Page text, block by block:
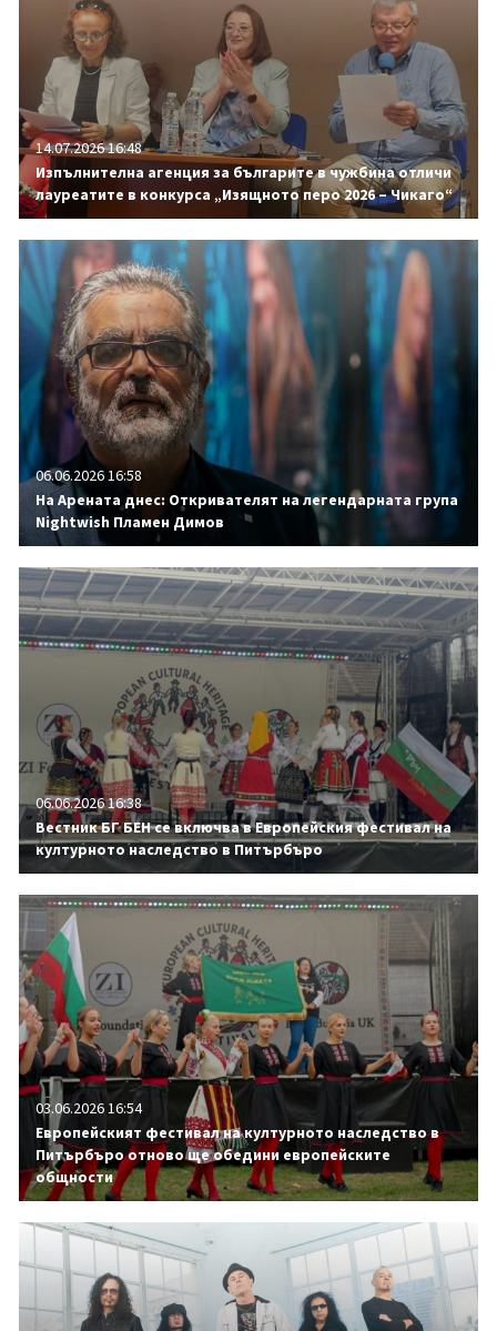
14.07.2026 16:48
Изпълнителна агенция за българите в чужбина отличи
лауреатите в конкурса „Изящното перо 2026 – Чикаго“
06.06.2026 16:58
На Арената днес: Откривателят на легендарната група
Nightwish Пламен Димов
06.06.2026 16:38
Вестник БГ БЕН се включва в Европейския фестивал на
културното наследство в Питърбъро
03.06.2026 16:54
Европейският фестивал на културното наследство в
Питърбъро отново ще обедини европейските
общности